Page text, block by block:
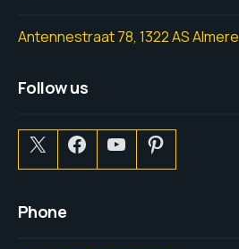
Antennestraat 78, 1322 AS Almere
Follow us
Phone